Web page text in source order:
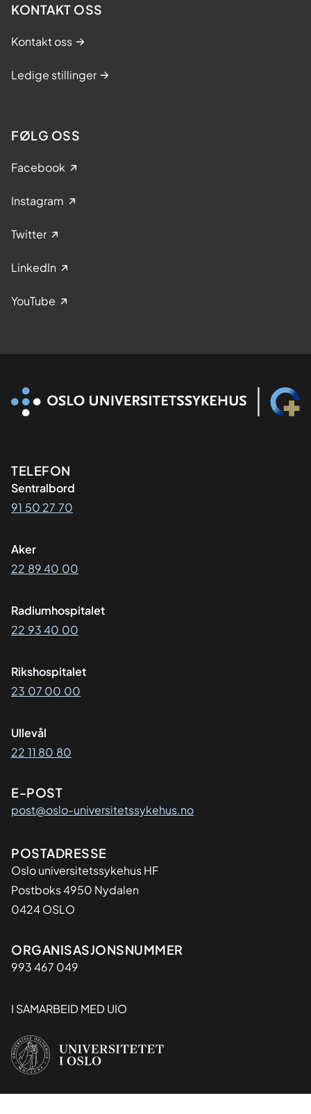
KONTAKT OSS
Kontakt oss
Ledige stillinger
FØLG OSS
Facebook
Instagram
Twitter
LinkedIn
YouTube
Kontaktinformasjon
TELEFON
Sentralbord
91 50 27 70
Aker
22 89 40 00
Radiumhospitalet
22 93 40 00
Rikshospitalet
23 07 00 00
Ullevål
22 11 80 80
E-POST
post@oslo-universitetssykehus.no
Adresse
POSTADRESSE
Oslo universitetssykehus HF
Postboks 4950 Nydalen
0424 OSLO
Organisasjon
ORGANISASJONSNUMMER
993 467 049
I SAMARBEID MED UIO